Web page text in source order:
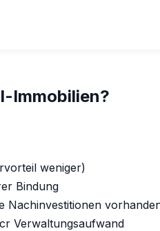
Immobilien?
weniger)
Bindung
Nachinvestitionen
Verwaltungsaufwand